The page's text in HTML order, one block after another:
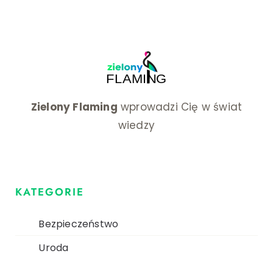
Zielony Flaming wprowadzi Cię w świat
wiedzy
KATEGORIE
Bezpieczeństwo
Uroda